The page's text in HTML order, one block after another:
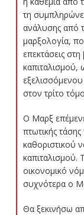
τη
ανάλυσης από
μαρξολογία,
επεκτάσεις
καπιταλισμού,
στον τρίτο
Ο Μαρξ
πτωτικής
καθοριστικού
καπιταλισμού.
οικονομικό
συχνότερα ο
Θα ξεκινήσω